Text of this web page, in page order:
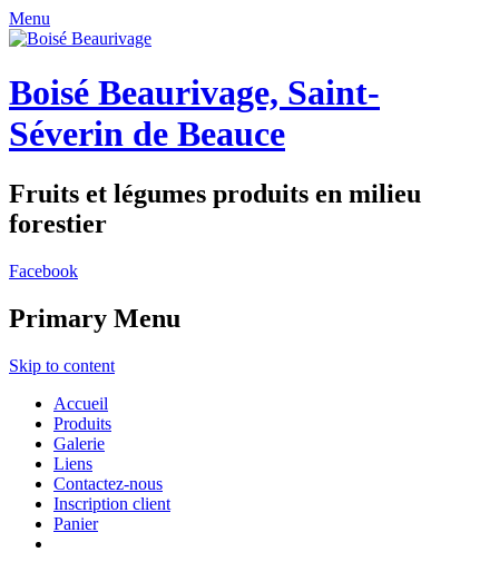
Menu
Boisé Beaurivage, Saint-
Séverin de Beauce
Fruits et légumes produits en milieu
forestier
Facebook
Primary Menu
Skip to content
Accueil
Produits
Galerie
Liens
Contactez-nous
Inscription client
Panier